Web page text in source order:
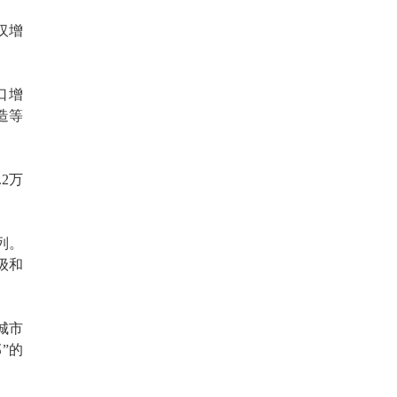
增
增
等
万
和
市
的